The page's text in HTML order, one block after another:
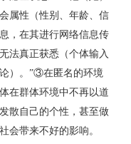
属性（性别、年龄、信
，在其进行网络信息传
法真正获悉（个体输入
）。”③在匿名的环境
在群体环境中不再以道
散自己的个性，甚至做
会带来不好的影响。